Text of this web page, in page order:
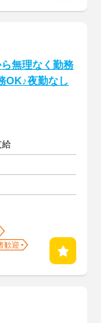
ら無理なく勤務
OK♪夜勤なし
給
歓迎